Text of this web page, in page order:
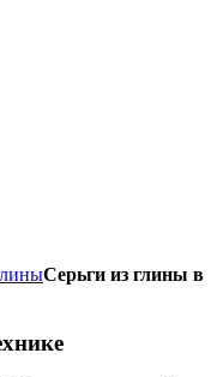
Серьги из глины в